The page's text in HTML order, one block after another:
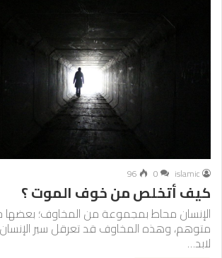
islamic
0
96
كيف أتخلص من خوف الموت ؟
الإنسان محاط بمجموعة من المخاوف؛ بعضها
متوهم، وهذه المخاوف قد تعرقل سير
لابد…